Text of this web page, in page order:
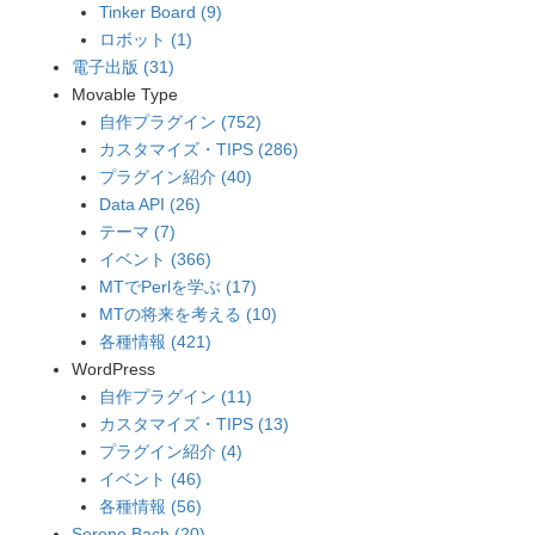
Tinker Board (9)
ロボット (1)
電子出版 (31)
Movable Type
自作プラグイン (752)
カスタマイズ・TIPS (286)
プラグイン紹介 (40)
Data API (26)
テーマ (7)
イベント (366)
MTでPerlを学ぶ (17)
MTの将来を考える (10)
各種情報 (421)
WordPress
自作プラグイン (11)
カスタマイズ・TIPS (13)
プラグイン紹介 (4)
イベント (46)
各種情報 (56)